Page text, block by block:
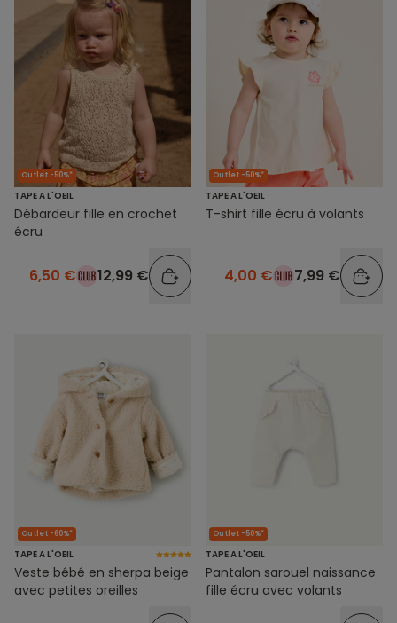
Outlet -50%*
TAPE A L'OEIL
Débardeur fille en crochet
écru
6,50 € 12,99 €
Outlet -50%*
TAPE A L'OEIL
T-shirt fille écru à volants
4,00 € 7,99 €
Outlet -60%*
TAPE A L'OEIL
Veste bébé en sherpa beige
avec petites oreilles
Outlet -50%*
TAPE A L'OEIL
Pantalon sarouel naissance
fille écru avec volants